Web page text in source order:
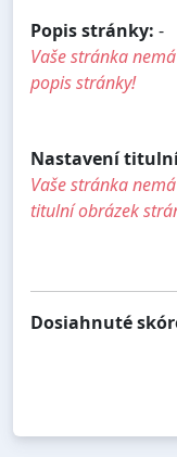
Popis stránky: -
Vaše stránka
popis stránky!
Nastavení
Vaše stránka
titulní obrázek
Dosiahnuté